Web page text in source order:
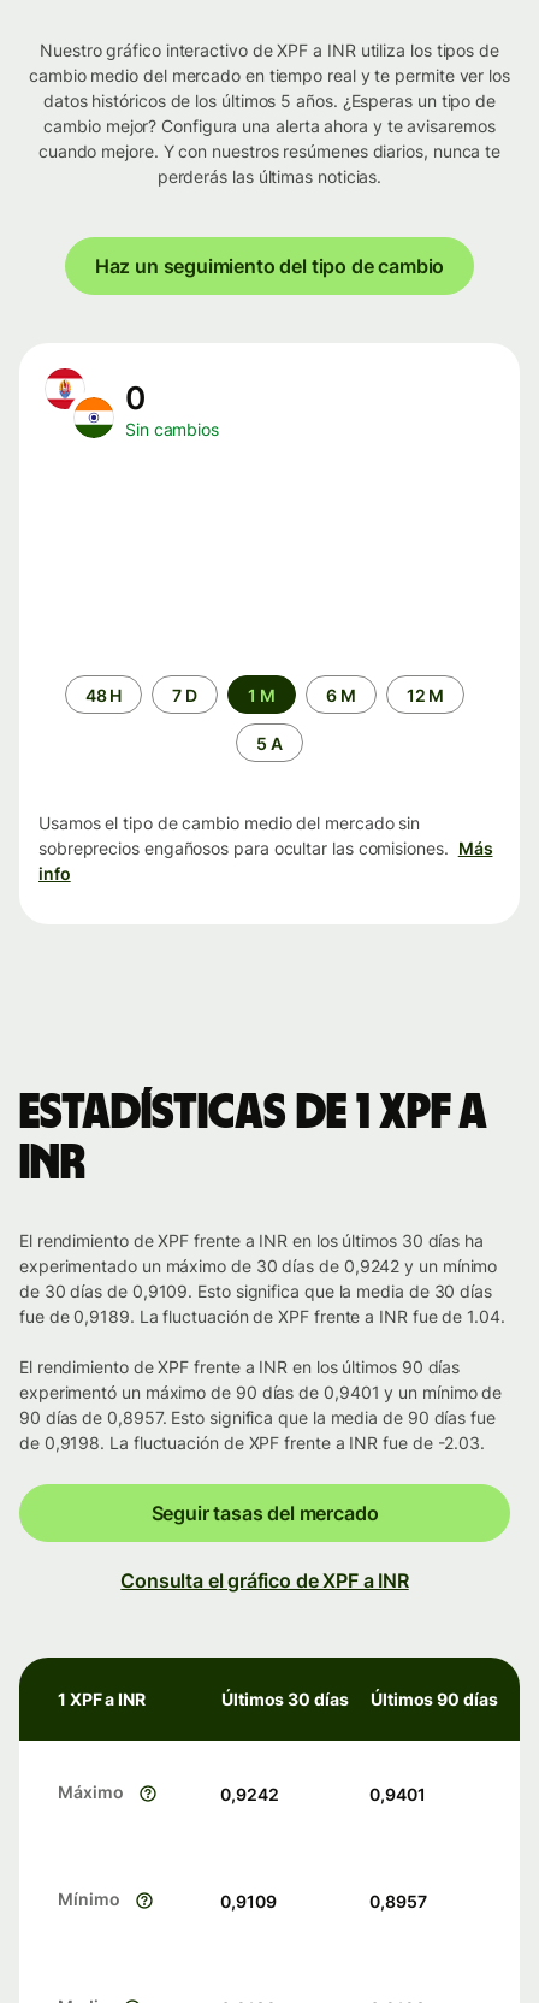
Nuestro gráfico interactivo de XPF a INR utiliza los tipos de
cambio medio del mercado en tiempo real y te permite ver los
datos históricos de los últimos 5 años. ¿Esperas un tipo de
cambio mejor? Configura una alerta ahora y te avisaremos
cuando mejore. Y con nuestros resúmenes diarios, nunca te
perderás las últimas noticias.
Haz un seguimiento del tipo de cambio
0
Sin cambios
Periodo48 H 7 D 1 M 6 M 12 M
5 A
Usamos el tipo de cambio medio del mercado sin
sobreprecios engañosos para ocultar las comisiones. Más
info
Estadísticas de 1 XPF a
INR
El rendimiento de XPF frente a INR en los últimos 30 días ha
experimentado un máximo de 30 días de 0,9242 y un mínimo
de 30 días de 0,9109. Esto significa que la media de 30 días
fue de 0,9189. La fluctuación de XPF frente a INR fue de 1.04.
El rendimiento de XPF frente a INR en los últimos 90 días
experimentó un máximo de 90 días de 0,9401 y un mínimo de
90 días de 0,8957. Esto significa que la media de 90 días fue
de 0,9198. La fluctuación de XPF frente a INR fue de -2.03.
Seguir tasas del mercado
Consulta el gráfico de XPF a INR
1 XPF a INR Últimos 30 días Últimos 90 días
Máximo 0,9242 0,9401
Mínimo 0,9109 0,8957